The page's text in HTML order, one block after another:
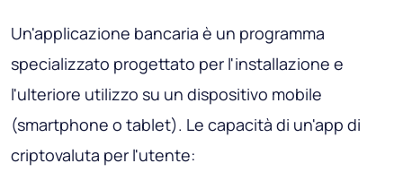
Un'applicazione bancaria è un programma
specializzato progettato per l'installazione e
l'ulteriore utilizzo su un dispositivo mobile
(smartphone o tablet). Le capacità di un'app di
criptovaluta per l'utente: